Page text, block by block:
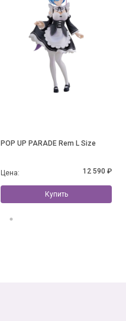
POP UP PARADE Rem L Size
Цена: 12 590 ₽
Купить